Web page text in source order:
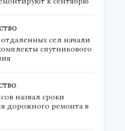
сел начали
спутникового
назвал сроки
дорожного ремонта в